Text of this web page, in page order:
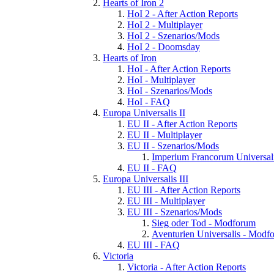
Hearts of Iron 2
HoI 2 - After Action Reports
HoI 2 - Multiplayer
HoI 2 - Szenarios/Mods
HoI 2 - Doomsday
Hearts of Iron
HoI - After Action Reports
HoI - Multiplayer
HoI - Szenarios/Mods
HoI - FAQ
Europa Universalis II
EU II - After Action Reports
EU II - Multiplayer
EU II - Szenarios/Mods
Imperium Francorum
EU II - FAQ
Europa Universalis III
EU III - After Action Reports
EU III - Multiplayer
EU III - Szenarios/Mods
Sieg oder Tod - Modforum
Aventurien Universalis -
EU III - FAQ
Victoria
Victoria - After Action Reports